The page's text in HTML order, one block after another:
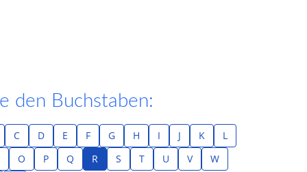
den Buchstaben:
C D E F G H I J K
L
O P Q R S T U V
W